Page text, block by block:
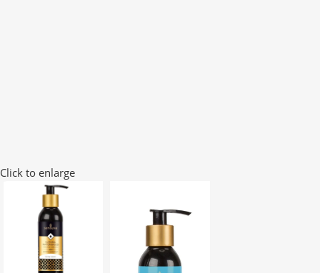
Click to enlarge